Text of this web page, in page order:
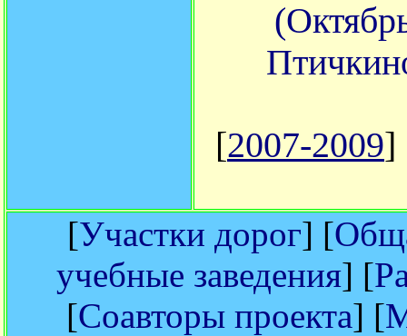
[2007-2009]
[Участки дорог] [
учебные заведения] [
[Соавторы проекта] [